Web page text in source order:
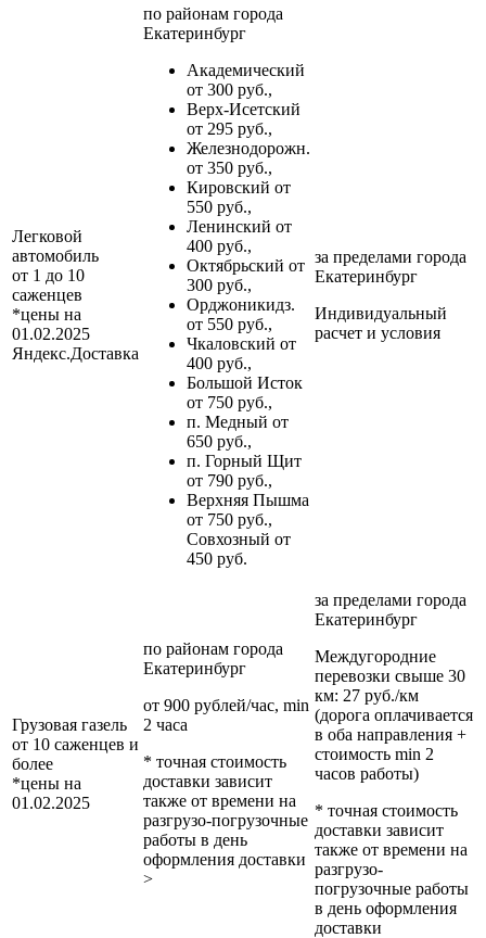
Легковой
автомобиль
от 1 до 10
саженцев
*цены на
01.02.2025
Яндекс.Доставка
по районам города
Екатеринбург
Академический
от 300 руб.,
Верх-Исетский
от 295 руб.,
Железнодорожн.
от 350 руб.,
Кировский от
550 руб.,
Ленинский от
400 руб.,
Октябрьский от
300 руб.,
Орджоникидз.
от 550 руб.,
Чкаловский от
400 руб.,
Большой Исток
от 750 руб.,
п. Медный от
650 руб.,
п. Горный Щит
от 790 руб.,
Верхняя Пышма
от 750 руб.,
Совхозный от
450 руб.
за пределами города
Екатеринбург
Индивидуальный
расчет и условия
Грузовая газель
от 10 саженцев и
более
*цены на
01.02.2025
по районам города
Екатеринбург
от 900 рублей/час, min
2 часа
* точная стоимость
доставки зависит
также от времени на
разгрузо-погрузочные
работы в день
оформления доставки
>
за пределами города
Екатеринбург
Междугородние
перевозки свыше 30
км: 27 руб./км
(дорога оплачивается
в оба направления +
стоимость min 2
часов работы)
* точная стоимость
доставки зависит
также от времени на
разгрузо-
погрузочные работы
в день оформления
доставки